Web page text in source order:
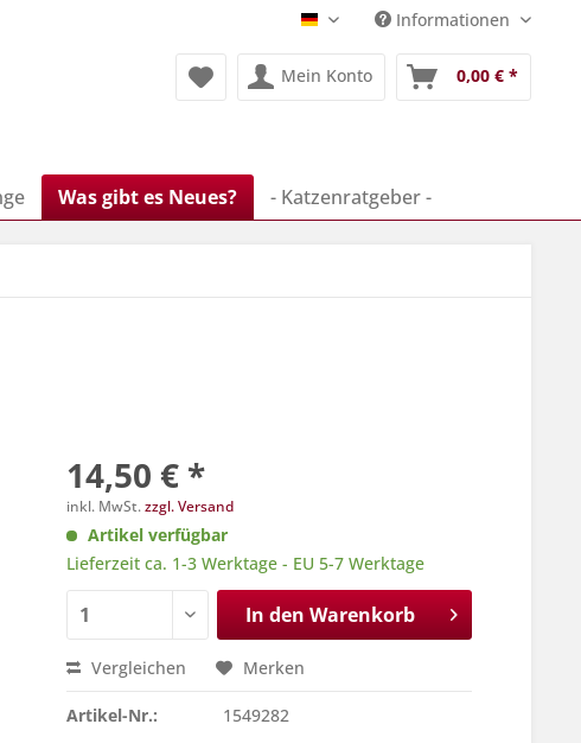
Deutsch Informationen
Mein Konto 0,00 € *
Was gibt es Neues? - Katzenratgeber -
14,50 € *
inkl. MwSt.zzgl. Versand
Artikel verfügbar
Lieferzeit ca. 1-3 Werktage - EU 5-7 Werktage
In den Warenkorb
Vergleichen Merken
Artikel-Nr.: 1549282